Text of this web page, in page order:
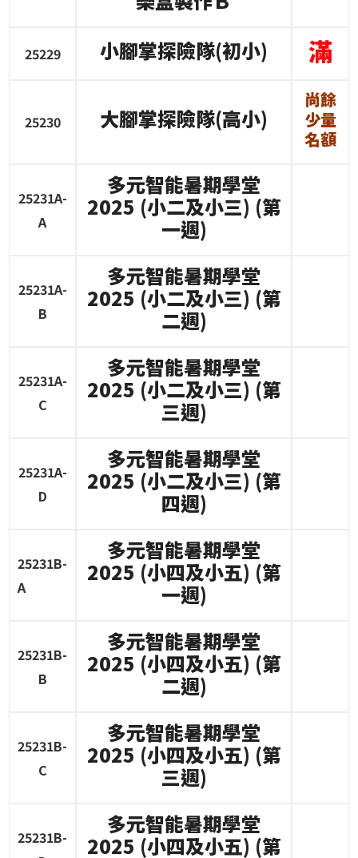
25229 小腳掌探險隊(初小) 滿
25230 大腳掌探險隊(高小)
尚餘
少量
名額
25231A-
A
多元智能暑期學堂
2025 (小二及小三) (第
一週)
25231A-
B
多元智能暑期學堂
2025 (小二及小三) (第
二週)
25231A-
C
多元智能暑期學堂
2025 (小二及小三) (第
三週)
25231A-
D
多元智能暑期學堂
2025 (小二及小三) (第
四週)
25231B-
A
多元智能暑期學堂
2025 (小四及小五) (第
一週)
25231B-
B
多元智能暑期學堂
2025 (小四及小五) (第
二週)
25231B-
C
多元智能暑期學堂
2025 (小四及小五) (第
三週)
25231B-
多元智能暑期學堂
2025 (小四及小五) (第